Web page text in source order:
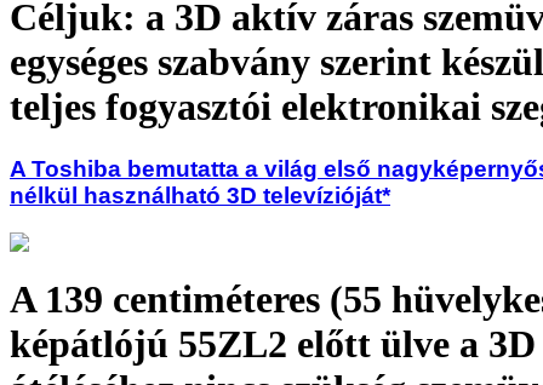
Céljuk: a 3D aktív záras
egységes szabvány szerint
teljes fogyasztói elektronikai
A Toshiba bemutatta a világ első
nélkül használható 3D televízióját*
A 139 centiméteres (55
képátlójú 55ZL2 előtt ülve a 3D